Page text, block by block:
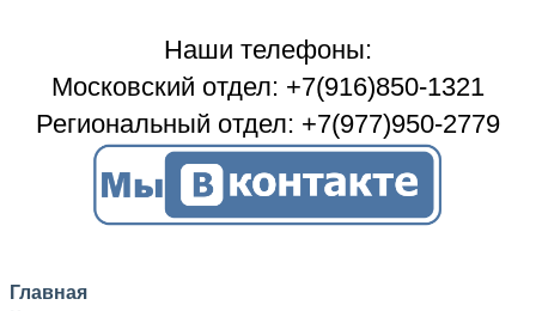
Наши телефоны:
Московский отдел: +7(916)850-1321
Региональный отдел: +7(977)950-2779
Главная